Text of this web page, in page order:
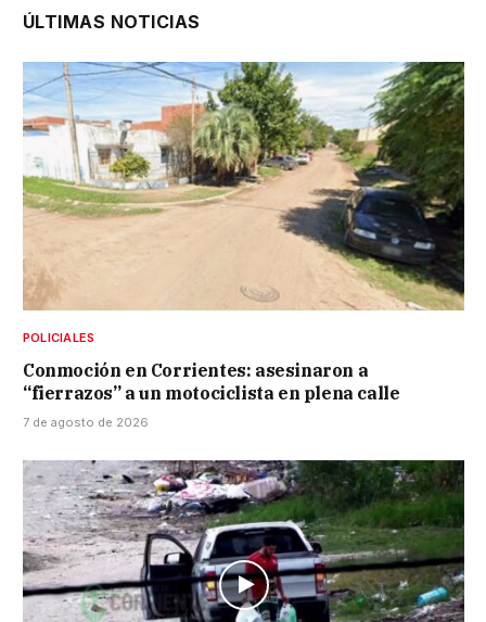
ÚLTIMAS NOTICIAS
POLICIALES
Conmoción en Corrientes: asesinaron a
“fierrazos” a un motociclista en plena calle
7 de agosto de 2026